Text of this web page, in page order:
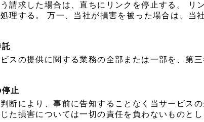
請求した場合は、直ちにリンクを停止する。
理する。 万一、当社が損害を被った場合は、当
スの提供に関する業務の全部または一部を、第
止
断により、事前に告知することなく当サービス
た損害については一切の責任を負わないものとし